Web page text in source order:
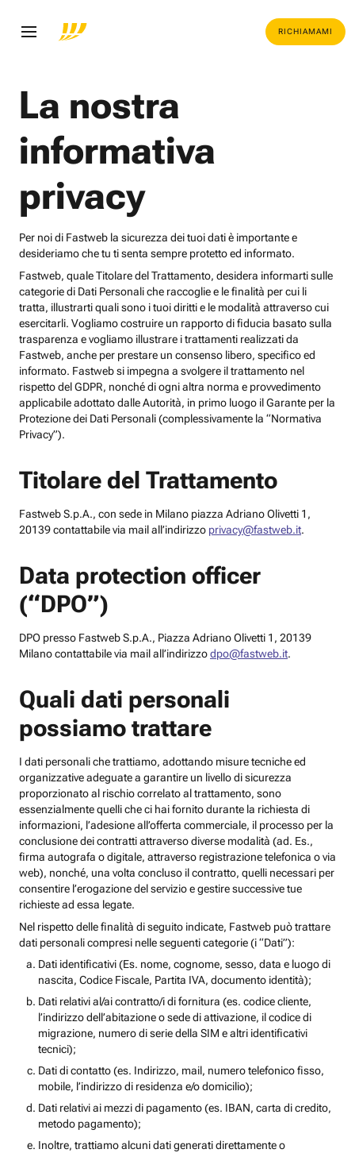
RICHIAMAMI
La nostra
informativa
privacy
Per noi di Fastweb la sicurezza dei tuoi dati è importante e
desideriamo che tu ti senta sempre protetto ed informato.
Fastweb, quale Titolare del Trattamento, desidera informarti sulle
categorie di Dati Personali che raccoglie e le finalità per cui li
tratta, illustrarti quali sono i tuoi diritti e le modalità attraverso cui
esercitarli. Vogliamo costruire un rapporto di fiducia basato sulla
trasparenza e vogliamo illustrare i trattamenti realizzati da
Fastweb, anche per prestare un consenso libero, specifico ed
informato. Fastweb si impegna a svolgere il trattamento nel
rispetto del GDPR, nonché di ogni altra norma e provvedimento
applicabile adottato dalle Autorità, in primo luogo il Garante per la
Protezione dei Dati Personali (complessivamente la “Normativa
Privacy”).
Titolare del Trattamento
Fastweb S.p.A., con sede in Milano piazza Adriano Olivetti 1,
20139 contattabile via mail all’indirizzo privacy@fastweb.it.
Data protection officer
(“DPO”)
DPO presso Fastweb S.p.A., Piazza Adriano Olivetti 1, 20139
Milano contattabile via mail all’indirizzodpo@fastweb.it.
Quali dati personali
possiamo trattare
I dati personali che trattiamo, adottando misure tecniche ed
organizzative adeguate a garantire un livello di sicurezza
proporzionato al rischio correlato al trattamento, sono
essenzialmente quelli che ci hai fornito durante la richiesta di
informazioni, l’adesione all’offerta commerciale, il processo per la
conclusione dei contratti attraverso diverse modalità (ad. Es.,
firma autografa o digitale, attraverso registrazione telefonica o via
web), nonché, una volta concluso il contratto, quelli necessari per
consentire l’erogazione del servizio e gestire successive tue
richieste ad essa legate.
Nel rispetto delle finalità di seguito indicate, Fastweb può trattare
dati personali compresi nelle seguenti categorie (i “Dati”):
Dati identificativi (Es. nome, cognome, sesso, data e luogo di
nascita, Codice Fiscale, Partita IVA, documento identità);
Dati relativi al/ai contratto/i di fornitura (es. codice cliente,
l’indirizzo dell’abitazione o sede di attivazione, il codice di
migrazione, numero di serie della SIM e altri identificativi
tecnici);
Dati di contatto (es. Indirizzo, mail, numero telefonico fisso,
mobile, l’indirizzo di residenza e/o domicilio);
Dati relativi ai mezzi di pagamento (es. IBAN, carta di credito,
metodo pagamento);
Inoltre, trattiamo alcuni dati generati direttamente o